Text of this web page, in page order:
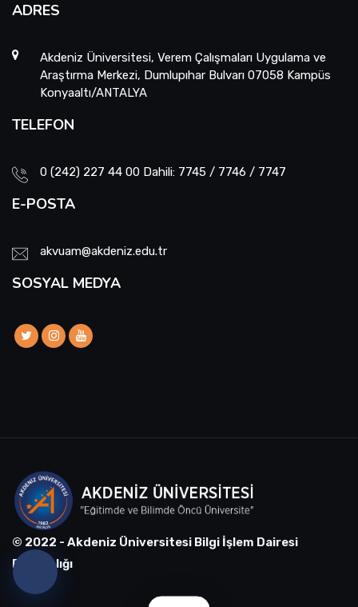
ADRES
Akdeniz Üniversitesi, Verem Çalışmaları Uygulama ve
Araştırma Merkezi, Dumlupıhar Bulvarı 07058 Kampüs
Konyaaltı/ANTALYA
TELEFON
0 (242) 227 44 00 Dahili: 7745 / 7746 / 7747
E-POSTA
akvuam@akdeniz.edu.tr
SOSYAL MEDYA
© 2022 - Akdeniz Üniversitesi Bilgi İşlem Dairesi
Başkanlığı